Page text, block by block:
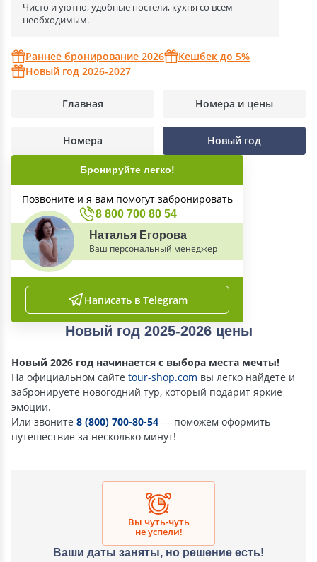
Чисто и уютно, удобные постели, кухня со всем
необходимым.
Раннее бронирование 2026
Кешбек до 5%
Новый год 2026-2027
Главная Номера и цены
Номера Новый год
Бронируйте легко!
Позвоните и я вам помогут забронировать
8 800 700 80 54
Наталья Егорова
Ваш персональный менеджер
Написать в Telegram
Новый год 2025-2026 цены
Новый 2026 год начинается с выбора места мечты!
На официальном сайте tour-shop.com вы легко найдете и
забронируете новогодний тур, который подарит яркие
эмоции.
Или звоните 8 (800) 700-80-54 — поможем оформить
путешествие за несколько минут!
Вы чуть-чуть
не успели!
Ваши даты заняты, но решение есть!